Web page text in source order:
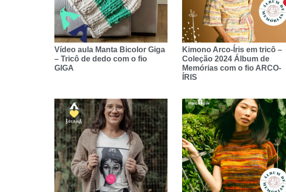
Vídeo aula Manta Bicolor Giga
– Tricô de dedo com o fio
GIGA
Kimono Arco-Íris em tricô –
Coleção 2024 Álbum de
Memórias com o fio ARCO-
ÍRIS